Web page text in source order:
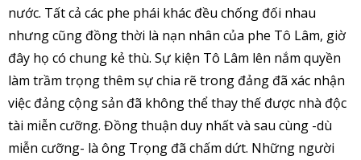
nước. Tất cả các phe phái khác đều chống đối nhau
nhưng cũng đồng thời là nạn nhân của phe Tô Lâm, giờ
đây họ có chung kẻ thù. Sự kiện Tô Lâm lên nắm quyền
làm trầm trọng thêm sự chia rẽ trong đảng đã xác nhận
việc đảng cộng sản đã không thể thay thế được nhà độc
tài miễn cưỡng. Đồng thuận duy nhất và sau cùng -dù
miễn cưỡng- là ông Trọng đã chấm dứt. Những người